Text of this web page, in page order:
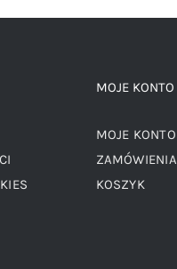
MOJE KONTO
MOJE KONTO
ZAMÓWIENIA
KOSZYK